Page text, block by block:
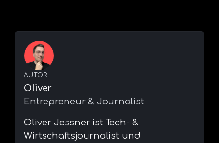
AUTOR
Oliver
Entrepreneur & Journalist
⁠Oliver Jessner ist Tech- &
Wirtschaftsjournalist und